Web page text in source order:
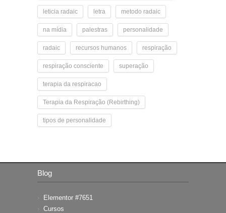
leticia radaic letra metodo radaic
na mídia palestras personalidade
radaic recursos humanos respiração
respiração consciente superação
terapia da respiracao
Terapia da Respiração (Rebirthing)
tipos de personalidade
Blog
Elementor #7651
Cursos